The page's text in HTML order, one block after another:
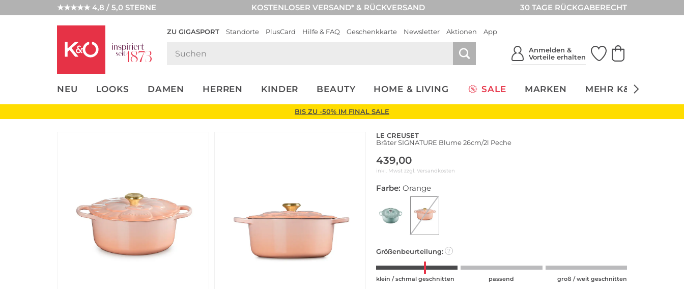
★★★★★ 4,8 / 5,0 STERNE KOSTENLOSER VERSAND* & RÜCKVERSAND 30 TAGE RÜCKGABERECHT
ZU GIGASPORT Standorte PlusCard Hilfe & FAQ Geschenkkarte Newsletter Aktionen App
Anmelden &
Vorteile erhalten
NEU LOOKS DAMEN HERREN KINDER BEAUTY HOME & LIVING SALE MARKEN MEHR K&Ö
UNSERE APP
CLICK &
BIS ZU -50% IM FINAL SALE
LE CREUSET
Bräter SIGNATURE Blume 26cm/2l Peche
439,00
inkl. Mwst zzgl. Versandkosten
Farbe: Orange
Größenbeurteilung: ?
klein / schmal geschnitten passend groß / weit geschnitten